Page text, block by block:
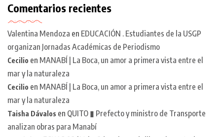
Comentarios recientes
Valentina Mendoza en EDUCACIÓN . Estudiantes de la USGP
organizan Jornadas Académicas de Periodismo
Cecilio en MANABÍ | La Boca, un amor a primera vista entre el
mar y la naturaleza
Cecilio en MANABÍ | La Boca, un amor a primera vista entre el
mar y la naturaleza
Taisha Dávalos en QUITO ▮ Prefecto y ministro de Transporte
analizan obras para Manabí